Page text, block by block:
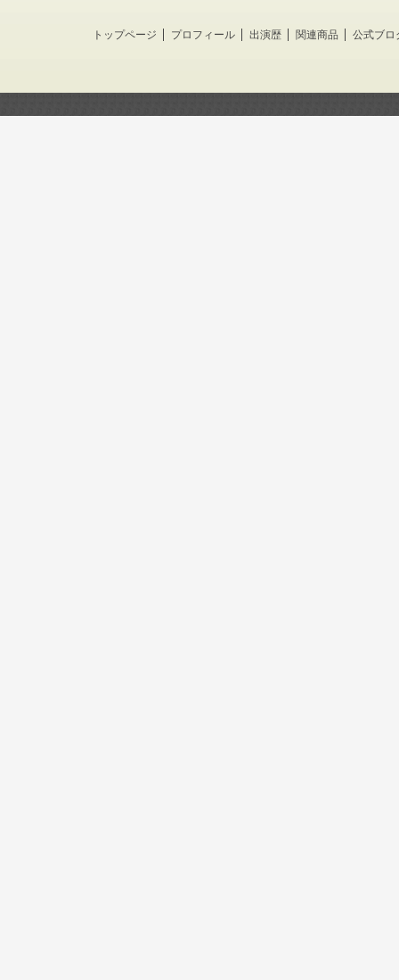
トップページ プロフィール 出演歴 関連商品 公式ブロ